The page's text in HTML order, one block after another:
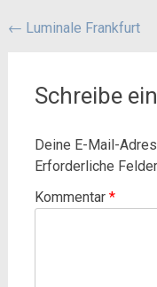
← Luminale Frankfurt
Schreibe
Deine E-Mail-
Erforderliche
Kommentar *